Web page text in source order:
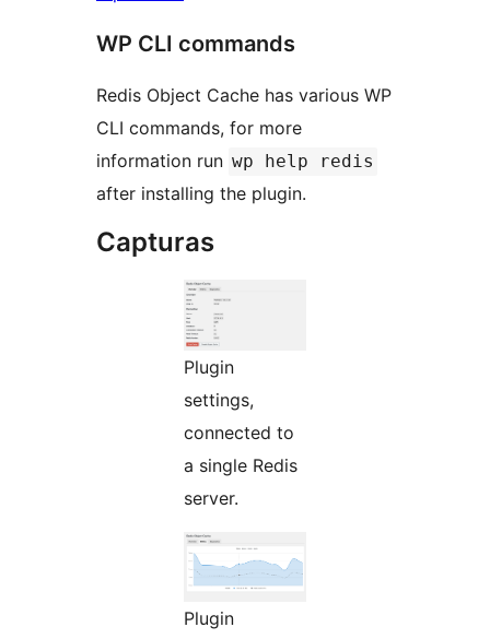
WP CLI commands
Redis Object Cache has various WP
CLI commands, for more
information run wp help redis
after installing the plugin.
Capturas
Plugin
settings,
connected to
a single Redis
server.
Plugin